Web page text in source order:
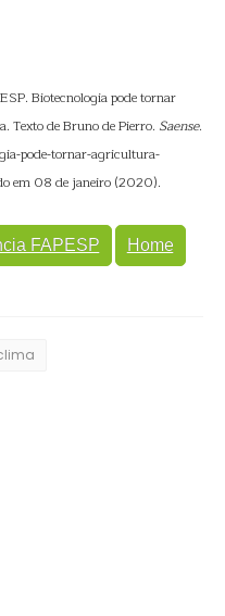
Biotecnologia pode tornar
Texto de Bruno de Pierro. Saense.
pode-tornar-agricultura-
em 08 de janeiro (2020).
FAPESP Home